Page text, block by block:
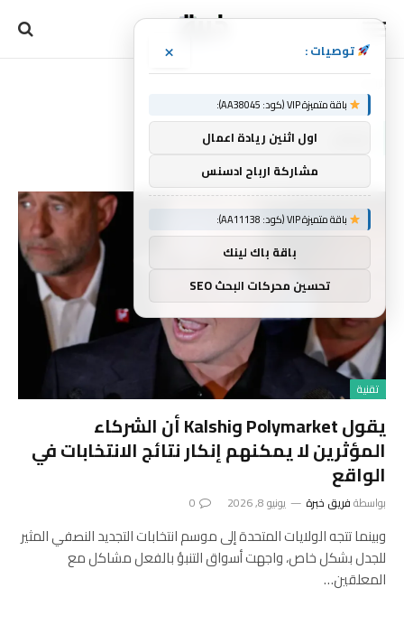
تقنية
يقول Polymarket وKalshi أن الشركاء
المؤثرين لا يمكنهم إنكار نتائج الانتخابات في
الواقع
بواسطةفريق خبرة يونيو 8, 2026 0
وبينما تتجه الولايات المتحدة إلى موسم انتخابات التجديد النصفي المثير
للجدل بشكل خاص، واجهت أسواق التنبؤ بالفعل مشاكل مع
المعلقين…
توصيات : ×
باقة متميزة VIP (كود: AA38045):
اول اثنين ريادة اعمال
مشاركة ارباح ادسنس
باقة متميزة VIP (كود: AA11138):
باقة باك لينك
تحسين محركات البحث SEO